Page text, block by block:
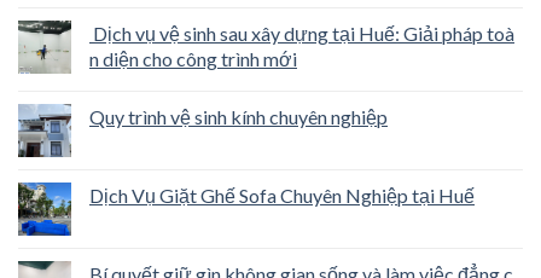
Dịch vụ vệ sinh sau xây dựng tại Huế: Giải pháp toà
n diện cho công trình mới
Quy trình vệ sinh kính chuyên nghiệp
Dịch Vụ Giặt Ghế Sofa Chuyên Nghiệp tại Huế